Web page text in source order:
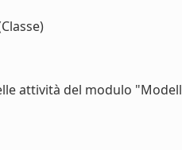
attività del modulo